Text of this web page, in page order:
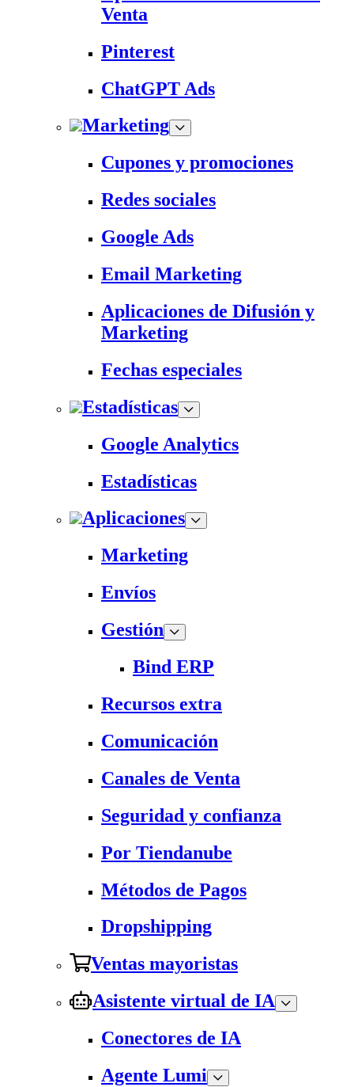
Venta
Pinterest
ChatGPT Ads
Marketing
Cupones y promociones
Redes sociales
Google Ads
Email Marketing
Aplicaciones de Difusión y
Marketing
Fechas especiales
Estadísticas
Google Analytics
Estadísticas
Aplicaciones
Marketing
Envíos
Gestión
Bind ERP
Recursos extra
Comunicación
Canales de Venta
Seguridad y confianza
Por Tiendanube
Métodos de Pagos
Dropshipping
Ventas mayoristas
Asistente virtual de IA
Conectores de IA
Agente Lumi